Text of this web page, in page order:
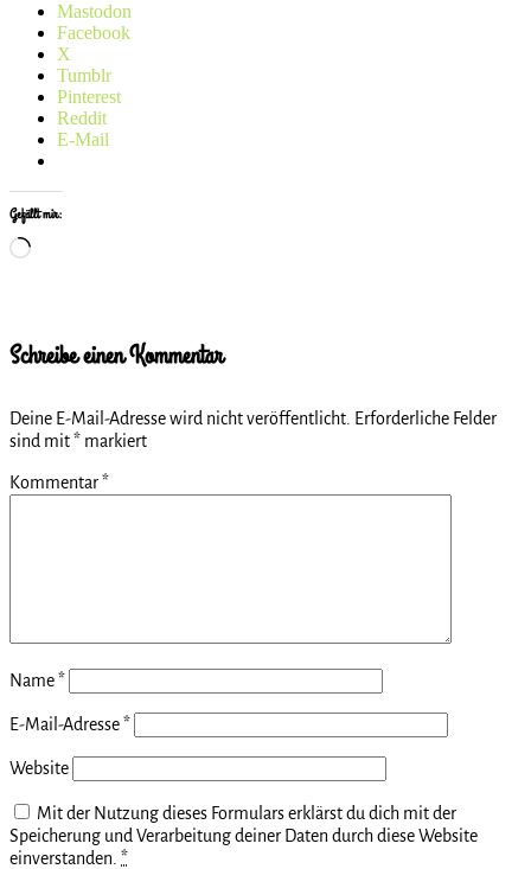
Mastodon
Facebook
X
Tumblr
Pinterest
Reddit
E-Mail
Gefällt mir:
Wird
Schreibe einen Kommentar
Deine E-Mail-Adresse wird nicht veröffentlicht. Erforderliche Felder
sind mit* markiert
Kommentar*
Name*
E-Mail-Adresse*
Website
Mit der Nutzung dieses Formulars erklärst du dich mit der
Speicherung und Verarbeitung deiner Daten durch diese Website
einverstanden. *